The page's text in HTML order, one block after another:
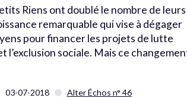
Riens ont doublé le nombre de leurs
remarquable qui vise à dégager
pour financer les projets de lutte
l’exclusion sociale. Mais ce
03-07-2018 Alter Échos n° 46